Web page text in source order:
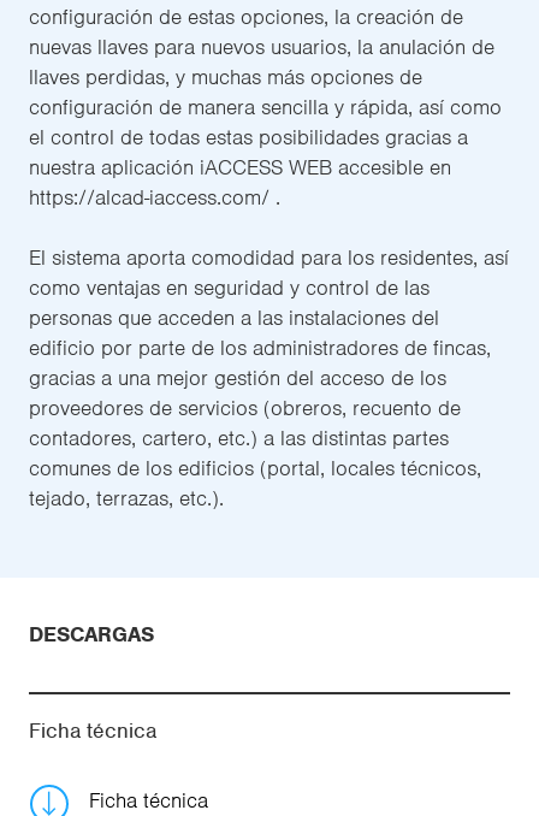
configuración de estas opciones, la creación de
nuevas llaves para nuevos usuarios, la anulación de
llaves perdidas, y muchas más opciones de
configuración de manera sencilla y rápida, así como
el control de todas estas posibilidades gracias a
nuestra aplicación iACCESS WEB accesible en
https://alcad-iaccess.com/ .
El sistema aporta comodidad para los residentes, así
como ventajas en seguridad y control de las
personas que acceden a las instalaciones del
edificio por parte de los administradores de fincas,
gracias a una mejor gestión del acceso de los
proveedores de servicios (obreros, recuento de
contadores, cartero, etc.) a las distintas partes
comunes de los edificios (portal, locales técnicos,
tejado, terrazas, etc.).
DESCARGAS
Ficha técnica
Ficha técnica